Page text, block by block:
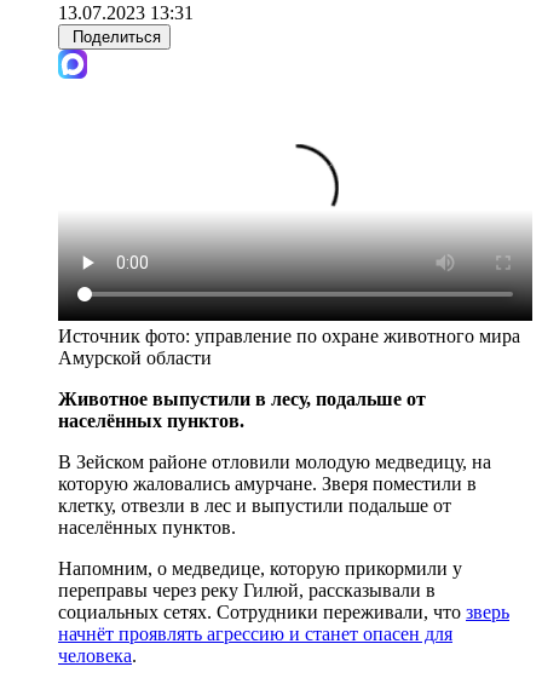
13.07.2023 13:31
Поделиться
Источник фото: управление по охране животного мира
Амурской области
Животное выпустили в лесу, подальше от
населённых пунктов.
В Зейском районе отловили молодую медведицу, на
которую жаловались амурчане. Зверя поместили в
клетку, отвезли в лес и выпустили подальше от
населённых пунктов.
Напомним, о медведице, которую прикормили у
переправы через реку Гилюй, рассказывали в
социальных сетях. Сотрудники переживали, что зверь
начнёт проявлять агрессию и станет опасен для
человека.